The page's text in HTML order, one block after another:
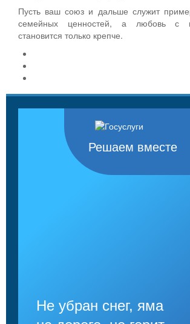
Пусть ваш союз и дальше служит
семейных ценностей, а любовь с
становится только крепче.
Решаем вместе
Не убран снег, яма